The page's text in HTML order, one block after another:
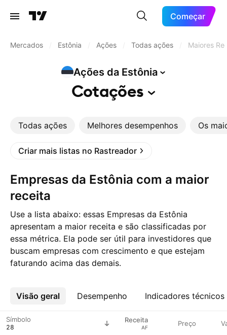
Começar
Mercados Estônia Ações Todas ações Maiores
Ações da Estônia
Cotações
Todas ações Melhores desempenhos Os
Criar mais listas no Rastreador
Empresas da Estônia com a maior
receita
Use a lista abaixo: essas Empresas da Estônia
apresentam a maior receita e são classificadas por
essa métrica. Ela pode ser útil para investidores que
buscam empresas com crescimento e que estejam
faturando acima das demais.
Visão geral Desempenho Indicadores técnicos
Mais
Símbolo Receita
AF Preço